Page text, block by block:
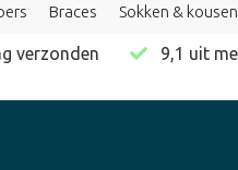
Braces Sokken & kousen
verzonden
9,1 uit